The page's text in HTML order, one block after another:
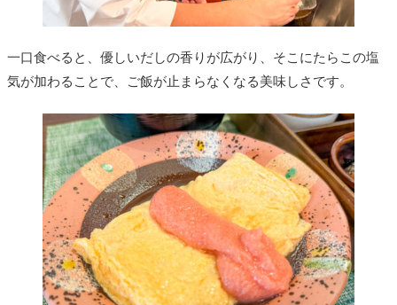
一口食べると、優しいだしの香りが広がり、そこにたらこの塩
気が加わることで、ご飯が止まらなくなる美味しさです。